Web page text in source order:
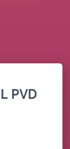
PVD